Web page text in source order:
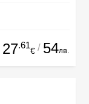
27.61
€ / 54лв.